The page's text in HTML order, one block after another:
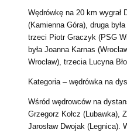
Wędrówkę na 20 km wygrał
(Kamienna Góra), druga
trzeci Piotr Graczyk (PSG
była Joanna Karnas
Wrocław), trzecia Lucyna
Kategoria – wędrówka na
Wśród wędrowców na
Grzegorz Kołcz (Lubawka),
Jarosław Dwojak (Legnica).